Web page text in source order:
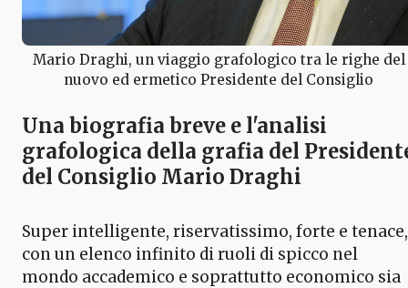
Mario Draghi, un viaggio grafologico tra le righe del
nuovo ed ermetico Presidente del Consiglio
Una biografia breve e l'analisi
grafologica della grafia del
del Consiglio Mario Draghi
Super intelligente, riservatissimo, forte e tenace,
con un elenco infinito di ruoli di spicco nel
mondo accademico e soprattutto economico sia